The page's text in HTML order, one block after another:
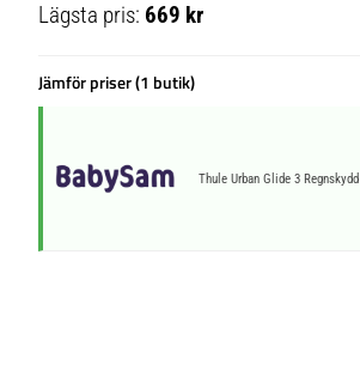
Lägsta pris: 669 kr
Jämför priser (1 butik)
Thule Urban Glide 3 Regnskydd